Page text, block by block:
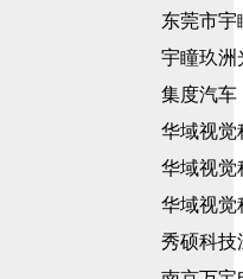
东莞市宇
宇瞳玖洲
集度汽车
华域视觉
华域视觉
华域视觉
秀硕科技